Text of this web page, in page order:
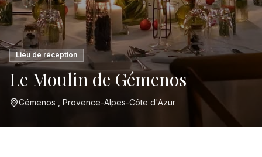
Lieu de réception
Le Moulin de Gémenos
Gémenos , Provence-Alpes-Côte d'Azur